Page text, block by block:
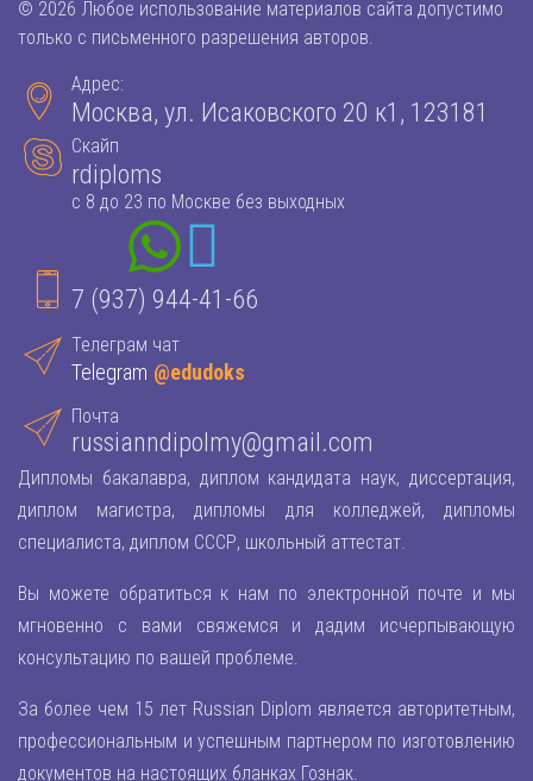
© 2026 Любое использование материалов сайта допустимо
только с письменного разрешения авторов.
Адрес:
Москва, ул. Исаковского 20 к1, 123181
Скайп
rdiploms
с 8 до 23 по Москве без выходных
7 (937) 944-41-66
Телеграм чат
Telegram @edudoks
Почта
russianndipolmy@gmail.com
Дипломы бакалавра, диплом кандидата наук, диссертация,
диплом магистра, дипломы для колледжей, дипломы
специалиста, диплом СССР, школьный аттестат.
Вы можете обратиться к нам по электронной почте и мы
мгновенно с вами свяжемся и дадим исчерпывающую
консультацию по вашей проблеме.
За более чем 15 лет Russian Diplom является авторитетным,
профессиональным и успешным партнером по изготовлению
документов на настоящих бланках Гознак.